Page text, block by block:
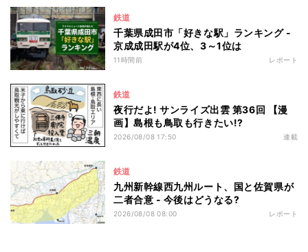
鉄道
千葉県成田市「好きな駅」ランキング -
京成成田駅が4位、3～1位は
11時間前 レポート
鉄道
夜行だよ! サンライズ出雲 第36回 【漫
画】島根も鳥取も行きたい!?
2026/08/08 17:50 連載
鉄道
九州新幹線西九州ルート、国と佐賀県が
二者合意 - 今後はどうなる?
2026/08/08 08:00 レポート